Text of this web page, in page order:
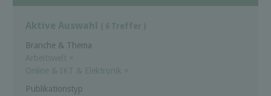
Aktive Auswahl ( 6 Treffer )
Branche & Thema
Arbeitswelt ×
Online & IKT & Elektronik ×
Publikationstyp